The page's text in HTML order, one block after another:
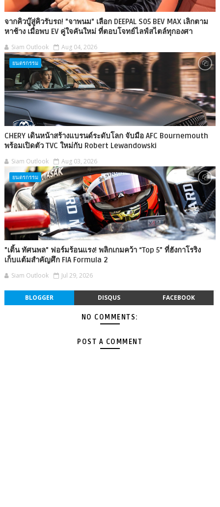
จากคิวบู๊สู่คิวรับรถ! "จาพนม" เลือก DEEPAL S05 BEV MAX เลิกตาม
หาช้าง เมื่อพบ EV คู่ใจคันใหม่ ที่ตอบโจทย์ไลฟ์สไตล์ทุกองศา
Siam Outlook Aug 04, 2026
ยนตรกรรม
CHERY เดินหน้าสร้างแบรนด์ระดับโลก จับมือ AFC Bournemouth
พร้อมเปิดตัว TVC ใหม่กับ Robert Lewandowski
Siam Outlook Aug 03, 2026
ยนตรกรรม
"เติ้น ทัศนพล" ฟอร์มร้อนแรง! พลิกเกมคว้า “Top 5” ที่ฮังกาโรริง
เก็บแต้มสำคัญศึก FIA Formula 2
Siam Outlook Jul 29, 2026
BLOGGER DISQUS FACEBOOK
NO COMMENTS:
POST A COMMENT